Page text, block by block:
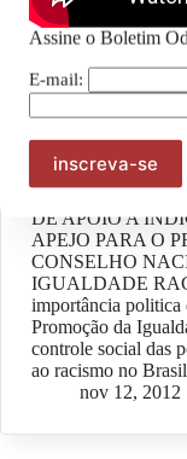
Assine o Boletim
E-mail:
Geral
Instituto Odara
indicação da Rede
eleitoral do
Igualdade Racial
DE APOIO A
APEJO PARA O
CONSELHO
IGUALDADE
importância politica
Promoção da
controle social das
ao racismo no
nov 12, 2012